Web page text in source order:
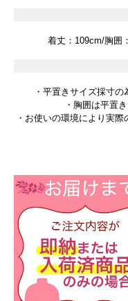
着丈：109cm/胸囲
・平置きサイズ採寸の
・胸囲は平置
・お使いの環境により実